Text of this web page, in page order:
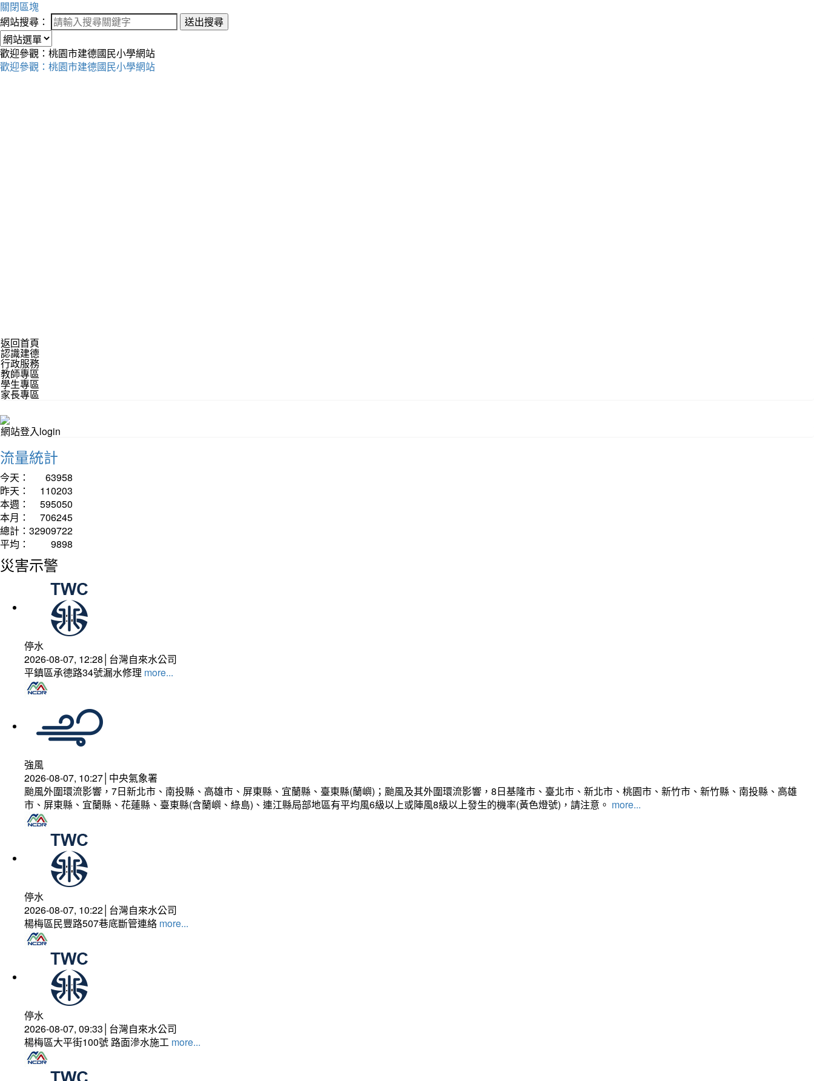
關閉區塊
網站搜尋：
送出搜尋
歡迎參觀：桃園市建德國民小學網站
歡迎參觀：桃園市建德國民小學網站
返回首頁
認識建德
行政服務
教師專區
學生專區
家長專區
網站登入login
流量統計
今天：
63958
昨天：
110203
本週：
595050
本月：
706245
總計： 32909722
平均：
9898
災害示警
停水
2026-08-07, 12:28│台灣自來水公司
平鎮區承德路34號漏水修理 more...
強風
2026-08-07, 10:27│中央氣象署
颱風外圍環流影響，7日新北市、南投縣、高雄市、屏東縣、宜蘭縣、臺東縣(蘭嶼)；颱風及其外圍環流影響，8日基隆市、臺北市、新北市、桃園市、新竹市、新竹縣、南投縣、高雄
市、屏東縣、宜蘭縣、花蓮縣、臺東縣(含蘭嶼、綠島)、連江縣局部地區有平均風6級以上或陣風8級以上發生的機率(黃色燈號)，請注意。 more...
停水
2026-08-07, 10:22│台灣自來水公司
楊梅區民豐路507巷底斷管連絡 more...
停水
2026-08-07, 09:33│台灣自來水公司
楊梅區大平街100號 路面滲水施工 more...